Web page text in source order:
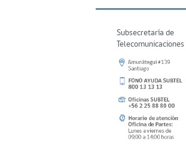
Subsecretaría de
Telecomunicaciones